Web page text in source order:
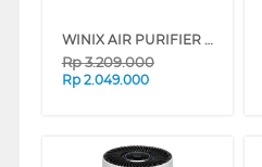
WINIX AIR PURIFIER AERO 360 AM2U260-OWN
Rp3.209.000
Rp 2.049.000